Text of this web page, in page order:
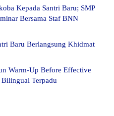
Kepada Santri Baru; SMP
Bersama Staf BNN
Baru Berlangsung Khidmat
Warm-Up Before Effective
Terpadu